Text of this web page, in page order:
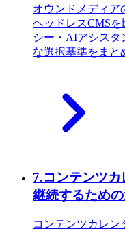
オウンドメディア
ヘッドレスCMS
シー・AIアシスタ
な選択基準をまと
7.コンテンツ
継続するため
コンテンツカレン